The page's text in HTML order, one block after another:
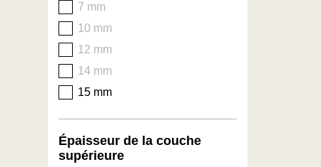
7 mm
10 mm
12 mm
14 mm
15 mm
Épaisseur de la couche
supérieure